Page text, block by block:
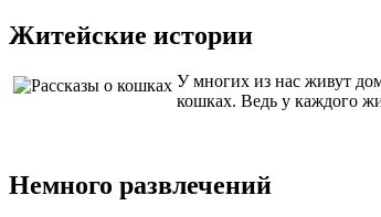
Житейские истории
У многих из нас живут
кошках. Ведь у каждого
Немного развлечений